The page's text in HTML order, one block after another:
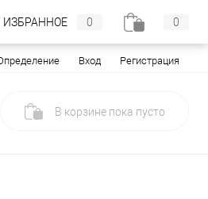
Вход Регистрация
В корзине пока пусто
ИЗБРАННОЕ 0 0